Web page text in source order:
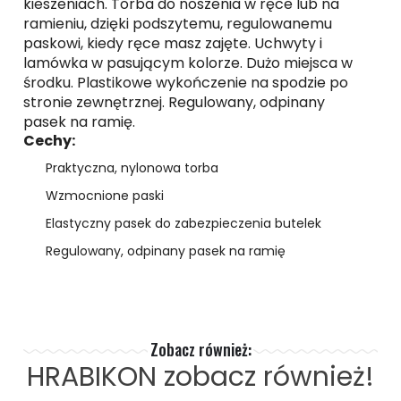
ramieniu, dzięki podszytemu, regulowanemu
paskowi, kiedy ręce masz zajęte. Uchwyty i
lamówka w pasującym kolorze. Dużo miejsca w
środku. Plastikowe wykończenie na spodzie po
stronie zewnętrznej. Regulowany, odpinany
pasek na ramię.
Cechy:
Praktyczna, nylonowa torba
Wzmocnione paski
Elastyczny pasek do zabezpieczenia butelek
Regulowany, odpinany pasek na ramię
Zobacz również:
HRABIKON zobacz również!